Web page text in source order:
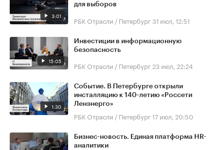
3:01
для выборов
РБК Отрасли / Петербург31 июл, 12:51
15:05
Инвестиции в информационную
безопасность
РБК Отрасли / Петербург 23 июл, 22:24
1:30
Событие. В Петербурге открыли
инсталляцию к 140-летию «Россети
Ленэнерго»
РБК Отрасли / Петербург17 июл, 20:50
Бизнес-новость. Единая платформа HR-
аналитики